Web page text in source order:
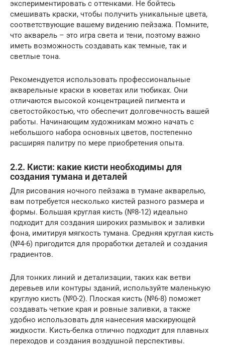
экспериментировать с оттенками. Не бойтесь
смешивать краски, чтобы получить уникальные цвета,
соответствующие вашему видению пейзажа. Помните,
что акварель – это игра света и тени, поэтому важно
иметь возможность создавать как темные, так и
светлые тона.
Рекомендуется использовать профессиональные
акварельные краски в кюветах или тюбиках. Они
отличаются высокой концентрацией пигмента и
светостойкостью, что обеспечит долговечность вашей
работы. Начинающим художникам можно начать с
небольшого набора основных цветов, постепенно
расширяя палитру по мере приобретения опыта.
2.2. Кисти: какие кисти необходимы для
создания тумана и деталей
Для рисования ночного пейзажа в тумане акварелью,
вам потребуется несколько кистей разного размера и
формы. Большая круглая кисть (№8-12) идеально
подходит для создания широких размывок и заливки
фона, имитируя мягкость тумана. Средняя круглая кисть
(№4-6) пригодится для проработки деталей и создания
градиентов.
Для тонких линий и детализации, таких как ветви
деревьев или контуры зданий, используйте маленькую
круглую кисть (№0-2). Плоская кисть (№6-8) поможет
создавать четкие края и ровные заливки, а также
удобно использовать для нанесения маскирующей
жидкости. Кисть-белка отлично подходит для плавных
переходов и создания воздушной перспективы.